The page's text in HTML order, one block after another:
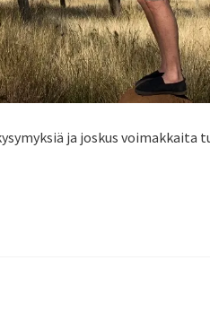
ja joskus voimakkaita